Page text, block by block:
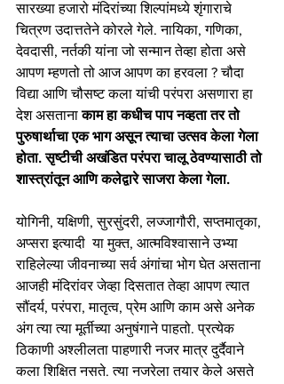
सारख्या हजारो मंदिरांच्या शिल्पांमध्ये शृंगाराचे
चित्रण उदात्ततेने कोरले गेले. नायिका, गणिका,
देवदासी, नर्तकी यांना जो सन्मान तेव्हा होता असे
आपण म्हणतो तो आज आपण का हरवला ? चौदा
विद्या आणि चौसष्ट कला यांची परंपरा असणारा हा
देश असताना काम हा कधीच पाप नव्हता तर तो
पुरुषार्थाचा एक भाग असून त्याचा उत्सव केला गेला
होता. सृष्टीची अखंडित परंपरा चालू ठेवण्यासाठी तो
शास्त्रांतून आणि कलेद्वारे साजरा केला गेला.
योगिनी, यक्षिणी, सुरसुंदरी, लज्जागौरी, सप्तमातृका,
अप्सरा इत्यादी  या मुक्त, आत्मविश्वासाने उभ्या
राहिलेल्या जीवनाच्या सर्व अंगांचा भोग घेत असताना
आजही मंदिरांवर जेव्हा दिसतात तेव्हा आपण त्यात
सौंदर्य, परंपरा, मातृत्व, प्रेम आणि काम असे अनेक
अंग त्या त्या मूर्तीच्या अनुषंगाने पाहतो. प्रत्येक
ठिकाणी अश्लीलता पाहणारी नजर मात्र दुर्दैवाने
कला शिक्षित नसते. त्या नजरेला तयार केले असते